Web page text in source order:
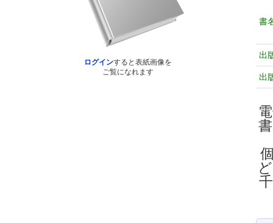
ログインすると表紙画像を
ご覧になれます
書
出
出